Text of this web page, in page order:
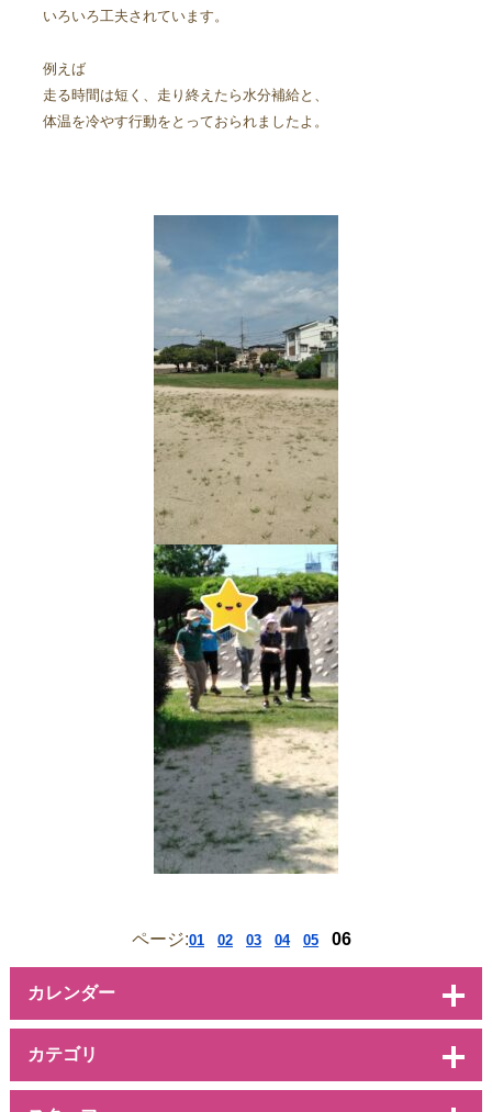
いろいろ工夫されています。
例えば
走る時間は短く、走り終えたら水分補給と、
体温を冷やす行動をとっておられましたよ。
ページ:01 02 03 04 05 06
カレンダー
カテゴリ